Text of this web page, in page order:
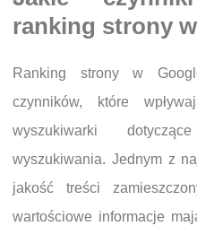
ranking strony
Ranking strony w
czynników, które
wyszukiwarki
wyszukiwania. Jednym z
jakość treści
wartościowe informacje